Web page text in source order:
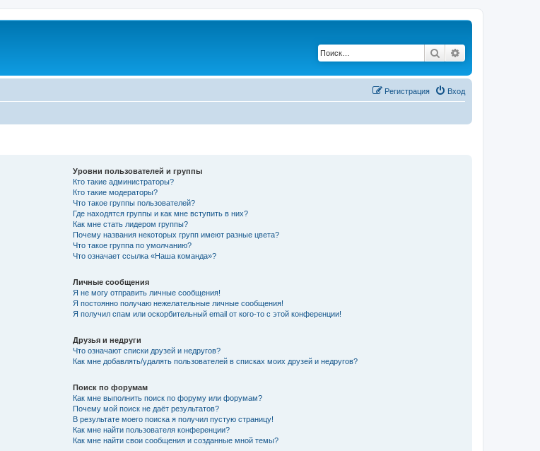
Поиск
Вход
Регистрация
Уровни пользователей и группы
Кто такие администраторы?
Кто такие модераторы?
Что такое группы пользователей?
Где находятся группы и как мне вступить в них?
Как мне стать лидером группы?
Почему названия некоторых групп имеют разные цвета?
Что такое группа по умолчанию?
Что означает ссылка «Наша команда»?
Личные сообщения
Я не могу отправить личные сообщения!
Я постоянно получаю нежелательные личные сообщения!
Я получил спам или оскорбительный email от кого-то с этой конференции!
Друзья и недруги
Что означают списки друзей и недругов?
Как мне добавлять/удалять пользователей в списках моих друзей и недругов?
Поиск по форумам
Как мне выполнить поиск по форуму или форумам?
Почему мой поиск не даёт результатов?
В результате моего поиска я получил пустую страницу!
Как мне найти пользователя конференции?
Как мне найти свои сообщения и созданные мной темы?